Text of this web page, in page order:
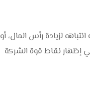
لزيادة رأس المال، أو
إظهار نقاط قوة الشركة